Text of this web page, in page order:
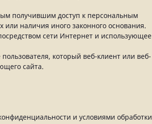
получившим доступ к персональным
наличия иного законного основания.
сети Интернет и использующее
который веб-клиент или веб-
сайта.
и условиями обработки